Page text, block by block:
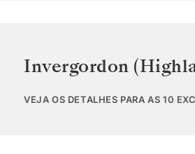
Invergordon
VEJA OS DETALHES PARA AS 10